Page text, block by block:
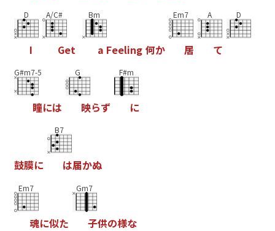
D
I
A/C#
Get
Bm
a Feeling 何か
Em7
居
A
て
D
G#m7-5
瞳には
G
映らず
F#m
に
鼓膜に
B7
は届かぬ
Em7
魂に似た
Gm7
子供の様な